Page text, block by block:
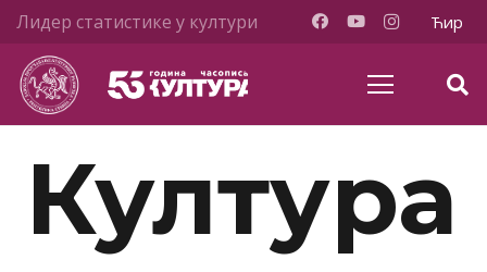
Лидер статистике у култури Ћир
Култура